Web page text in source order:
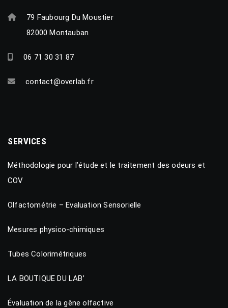
79 Faubourg Du Moustier
82000 Montauban
06 71 30 31 87
contact@overlab.fr
SERVICES
Méthodologie pour l’étude et le traitement des odeurs et
COV
Olfactométrie – Evaluation Sensorielle
Mesures physico-chimiques
Tubes Colorimétriques
LA BOUTIQUE DU LAB’
Évaluation de la gêne olfactive